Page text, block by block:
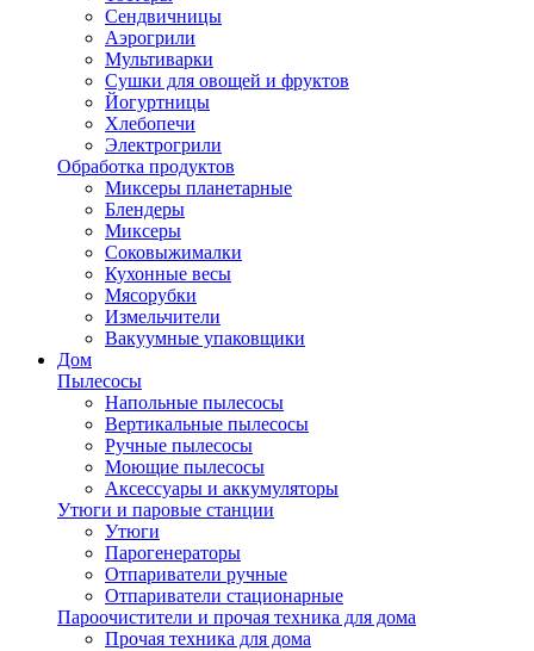
Сендвичницы
Аэрогрили
Мультиварки
Сушки для овощей и фруктов
Йогуртницы
Хлебопечи
Электрогрили
Обработка продуктов
Миксеры планетарные
Блендеры
Миксеры
Соковыжималки
Кухонные весы
Мясорубки
Измельчители
Вакуумные упаковщики
Дом
Пылесосы
Напольные пылесосы
Вертикальные пылесосы
Ручные пылесосы
Моющие пылесосы
Аксессуары и аккумуляторы
Утюги и паровые станции
Утюги
Парогенераторы
Отпариватели ручные
Отпариватели стационарные
Пароочистители и прочая техника для дома
Прочая техника для дома